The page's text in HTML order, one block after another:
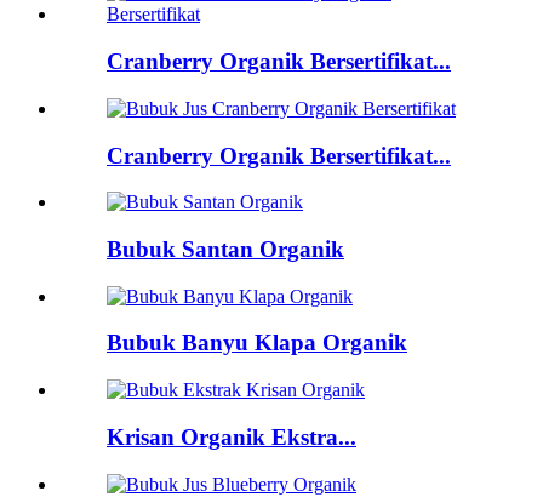
Cranberry Organik Bersertifikat...
Cranberry Organik Bersertifikat...
Bubuk Santan Organik
Bubuk Banyu Klapa Organik
Krisan Organik Ekstra...